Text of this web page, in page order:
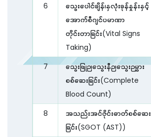
6
သွေးပေါင်ချိန်၊နှလုံးခုန်နှုန်းနှင့်
အောက်စီဂျင်ပမာဏာ
တိုင်းတာခြင်း(Vital Signs
Taking)
7
သွေးဖြုဉ၊သွေးနီဉ၊သွေးဉမွှား
စစ်ဆေးခြင်း(Complete
Blood Count)
8
အသည်းအင်ဇိုင်းဓာတ်စစ်ဆေး
ခြင်း(SGOT (AST))